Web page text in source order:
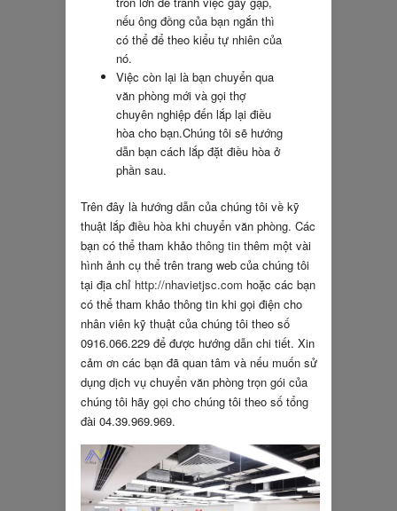
nếu ông đồng của bạn ngắn thì
có thể để theo kiểu tự nhiên của
nó.
Việc còn lại là bạn chuyển qua
văn phòng mới và gọi thợ
chuyên nghiệp đến lắp lại điều
hòa cho bạn.Chúng tôi sẽ hướng
dẫn bạn cách lắp đặt điều hòa ở
phần sau.
Trên đây là hướng dẫn của chúng tôi về kỹ
thuật lắp điều hòa khi chuyển văn phòng. Các
bạn có thể tham khảo thông tin thêm một vài
hình ảnh cụ thể trên trang web của chúng tôi
tại địa chỉ http://nhavietjsc.com hoặc các bạn
có thể tham khảo thông tin khi gọi điện cho
nhân viên kỹ thuật của chúng tôi theo số
0916.066.229 để được hướng dẫn chi tiết. Xin
cảm ơn các bạn đã quan tâm và nếu muốn sử
dụng dịch vụ chuyển văn phòng trọn gói của
chúng tôi hãy gọi cho chúng tôi theo số tổng
đài 04.39.969.969.